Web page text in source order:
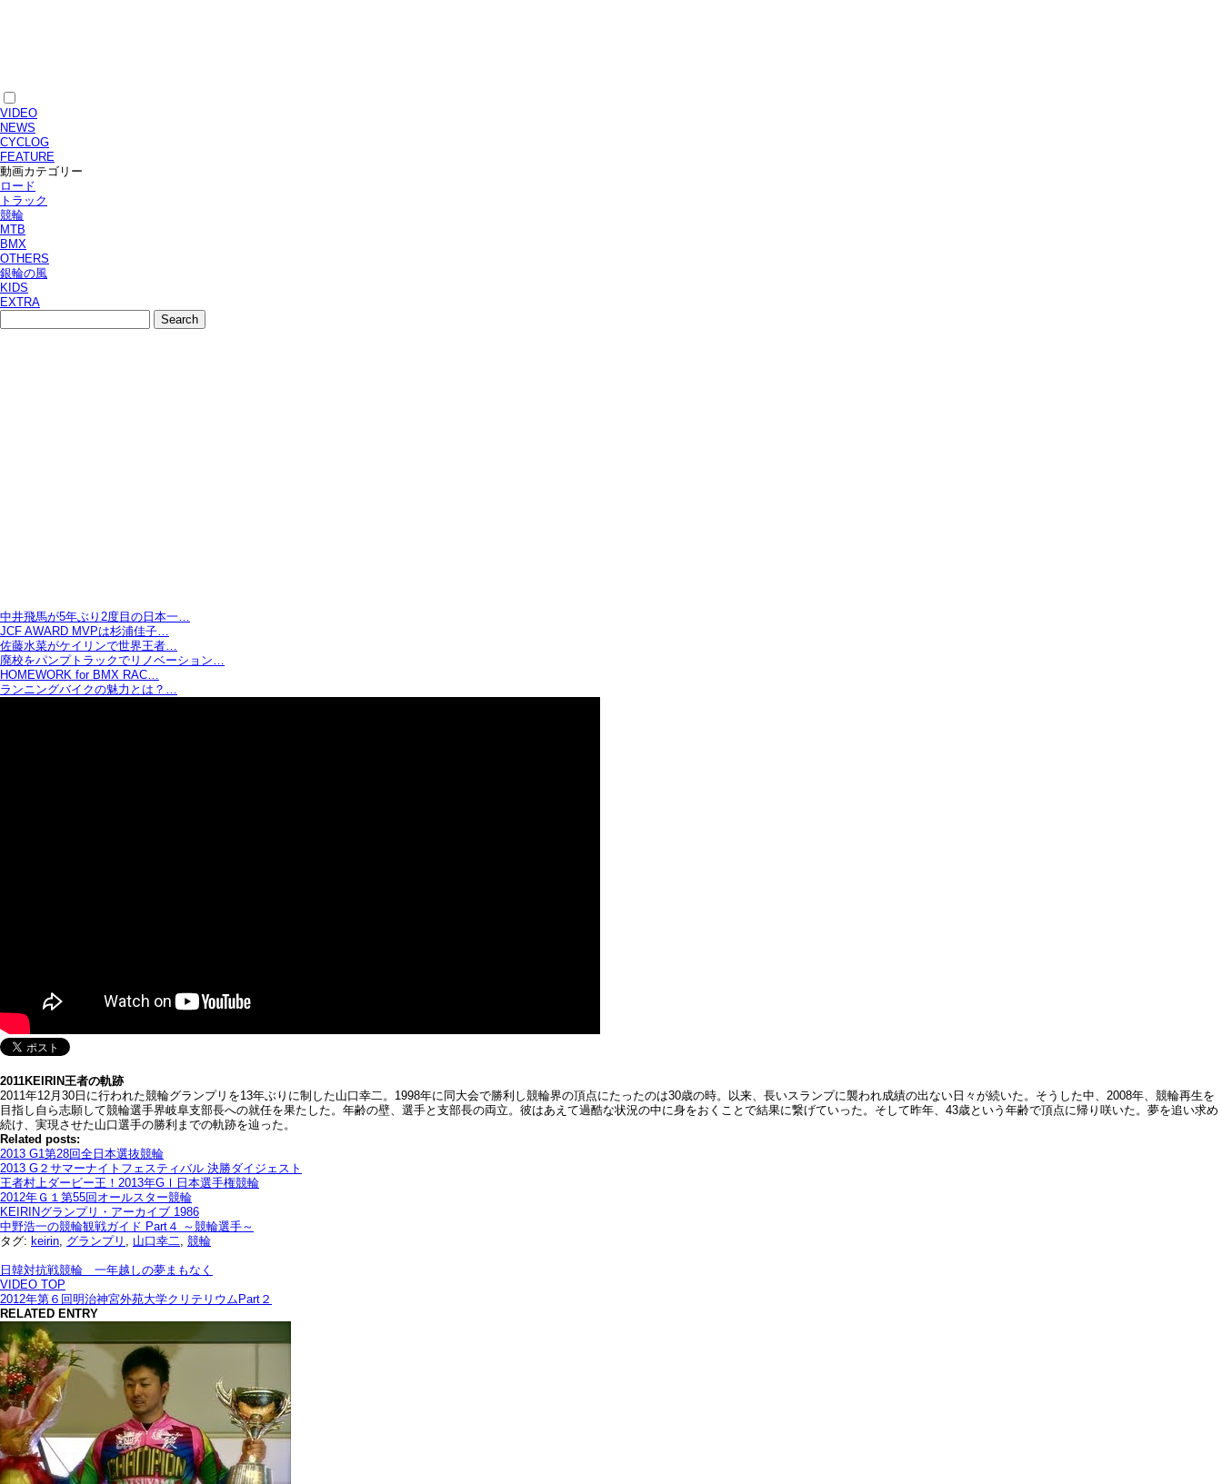
VIDEO
NEWS
CYCLOG
FEATURE
動画カテゴリー
ロード
トラック
競輪
MTB
BMX
OTHERS
銀輪の風
KIDS
EXTRA
中井飛馬が5年ぶり2度目の日本一…
JCF AWARD MVPは杉浦佳子…
佐藤水菜がケイリンで世界王者…
廃校をパンプトラックでリノベーション…
HOMEWORK for BMX RAC…
ランニングバイクの魅力とは？…
2011KEIRIN王者の軌跡
2011年12月30日に行われた競輪グランプリを13年ぶりに制した山口幸二。1998年に同大会で勝利し競輪界の頂点にたったのは30歳の時。以来、長いスランプに襲われ成績の出ない日々が続いた。そうした中、2008年、競輪再生を
目指し自ら志願して競輪選手界岐阜支部長への就任を果たした。年齢の壁、選手と支部長の両立。彼はあえて過酷な状況の中に身をおくことで結果に繋げていった。そして昨年、43歳という年齢で頂点に帰り咲いた。夢を追い求め
続け、実現させた山口選手の勝利までの軌跡を辿った。
Related posts:
2013 G1第28回全日本選抜競輪
2013 G２サマーナイトフェスティバル 決勝ダイジェスト
王者村上ダービー王！2013年GⅠ日本選手権競輪
2012年Ｇ１第55回オールスター競輪
KEIRINグランプリ・アーカイブ 1986
中野浩一の競輪観戦ガイド Part４ ～競輪選手～
タグ: keirin, グランプリ , 山口幸二, 競輪
日韓対抗戦競輪 一年越しの夢まもなく
VIDEO TOP
2012年第６回明治神宮外苑大学クリテリウムPart２
RELATED ENTRY